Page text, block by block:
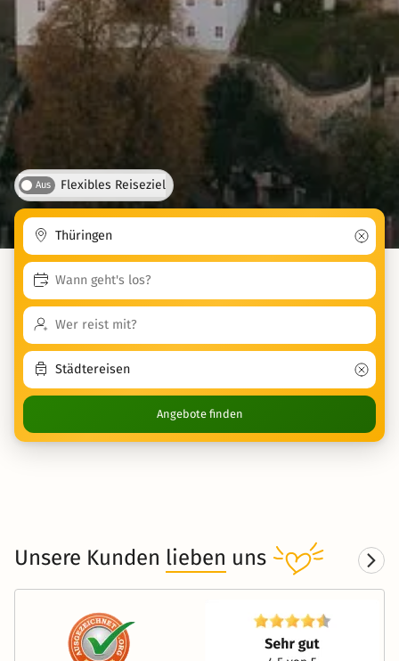
Aus Flexibles Reiseziel
Angebote finden
Unsere Kunden lieben uns